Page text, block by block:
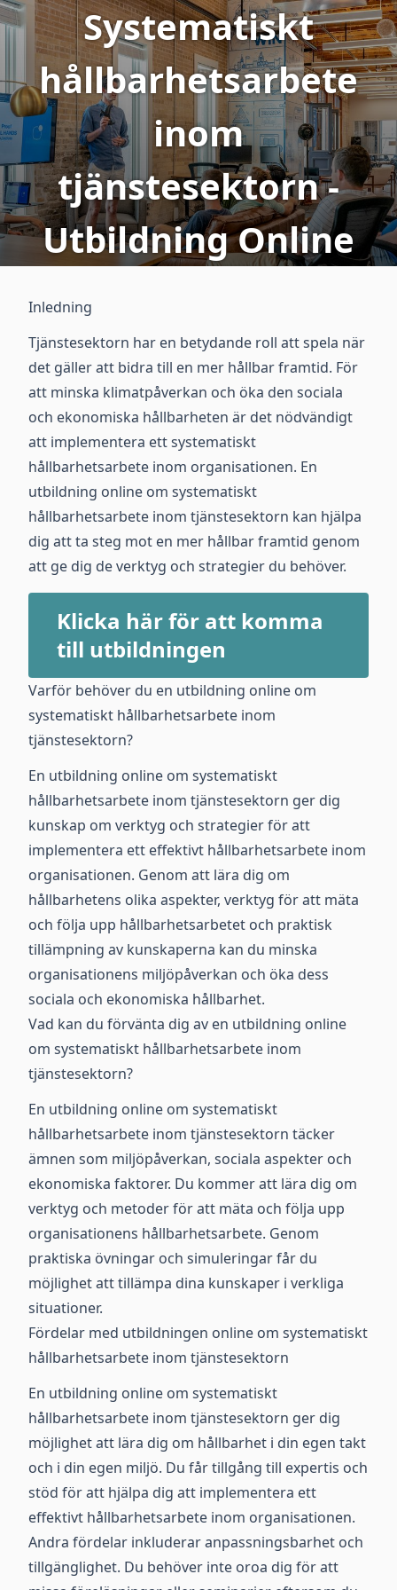
Systematiskt
hållbarhetsarbete
inom
tjänstesektorn -
Utbildning Online
Inledning
Tjänstesektorn har en betydande roll att spela när
det gäller att bidra till en mer hållbar framtid. För
att minska klimatpåverkan och öka den sociala
och ekonomiska hållbarheten är det nödvändigt
att implementera ett systematiskt
hållbarhetsarbete inom organisationen. En
utbildning online om systematiskt
hållbarhetsarbete inom tjänstesektorn kan hjälpa
dig att ta steg mot en mer hållbar framtid genom
att ge dig de verktyg och strategier du behöver.
Klicka här för att komma
till utbildningen
Varför behöver du en utbildning online om
systematiskt hållbarhetsarbete inom
tjänstesektorn?
En utbildning online om systematiskt
hållbarhetsarbete inom tjänstesektorn ger dig
kunskap om verktyg och strategier för att
implementera ett effektivt hållbarhetsarbete inom
organisationen. Genom att lära dig om
hållbarhetens olika aspekter, verktyg för att mäta
och följa upp hållbarhetsarbetet och praktisk
tillämpning av kunskaperna kan du minska
organisationens miljöpåverkan och öka dess
sociala och ekonomiska hållbarhet.
Vad kan du förvänta dig av en utbildning online
om systematiskt hållbarhetsarbete inom
tjänstesektorn?
En utbildning online om systematiskt
hållbarhetsarbete inom tjänstesektorn täcker
ämnen som miljöpåverkan, sociala aspekter och
ekonomiska faktorer. Du kommer att lära dig om
verktyg och metoder för att mäta och följa upp
organisationens hållbarhetsarbete. Genom
praktiska övningar och simuleringar får du
möjlighet att tillämpa dina kunskaper i verkliga
situationer.
Fördelar med utbildningen online om systematiskt
hållbarhetsarbete inom tjänstesektorn
En utbildning online om systematiskt
hållbarhetsarbete inom tjänstesektorn ger dig
möjlighet att lära dig om hållbarhet i din egen takt
och i din egen miljö. Du får tillgång till expertis och
stöd för att hjälpa dig att implementera ett
effektivt hållbarhetsarbete inom organisationen.
Andra fördelar inkluderar anpassningsbarhet och
tillgänglighet. Du behöver inte oroa dig för att